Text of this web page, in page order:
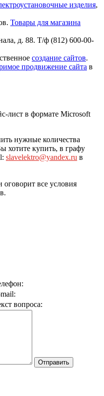
изделия,
Товары для магазина
д. 88. Т/ф (812) 600-00-
создание сайтов.
продвижение сайта в
лист в формате Microsoft
нужные количества
хотите купить, в графу
slavelektro@yandex.ru в
все условия
вопроса: